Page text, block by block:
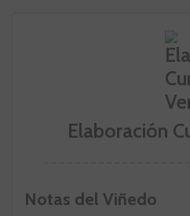
Elaboración
Notas del Viñedo